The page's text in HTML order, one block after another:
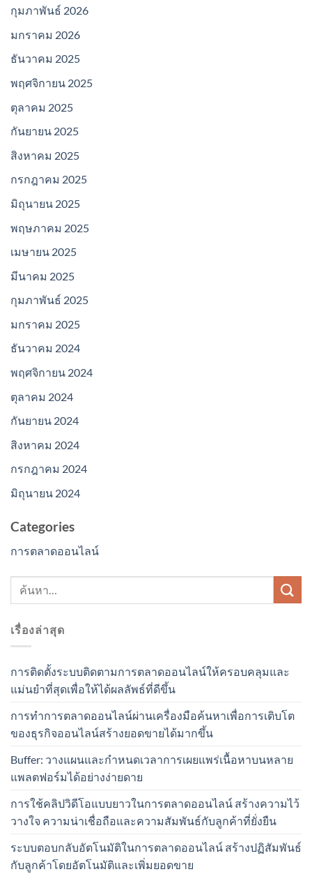
กุมภาพันธ์ 2026
มกราคม 2026
ธันวาคม 2025
พฤศจิกายน 2025
ตุลาคม 2025
กันยายน 2025
สิงหาคม 2025
กรกฎาคม 2025
มิถุนายน 2025
พฤษภาคม 2025
เมษายน 2025
มีนาคม 2025
กุมภาพันธ์ 2025
มกราคม 2025
ธันวาคม 2024
พฤศจิกายน 2024
ตุลาคม 2024
กันยายน 2024
สิงหาคม 2024
กรกฎาคม 2024
มิถุนายน 2024
Categories
การตลาดออนไลน์
เรื่องล่าสุด
การติดตั้งระบบติดตามการตลาดออนไลน์ให้ครอบคลุมและ
แม่นยำที่สุดเพื่อให้ได้ผลลัพธ์ที่ดีขึ้น
การทำการตลาดออนไลน์ผ่านเครื่องมือค้นหาเพื่อการเติบโต
ของธุรกิจออนไลน์สร้างยอดขายได้มากขึ้น
Buffer: วางแผนและกำหนดเวลาการเผยแพร่เนื้อหาบนหลาย
แพลตฟอร์มได้อย่างง่ายดาย
การใช้คลิปวิดีโอแบบยาวในการตลาดออนไลน์ สร้างความไว้
วางใจ ความน่าเชื่อถือและความสัมพันธ์กับลูกค้าที่ยั่งยืน
ระบบตอบกลับอัตโนมัติในการตลาดออนไลน์ สร้างปฏิสัมพันธ์
กับลูกค้าโดยอัตโนมัติและเพิ่มยอดขาย